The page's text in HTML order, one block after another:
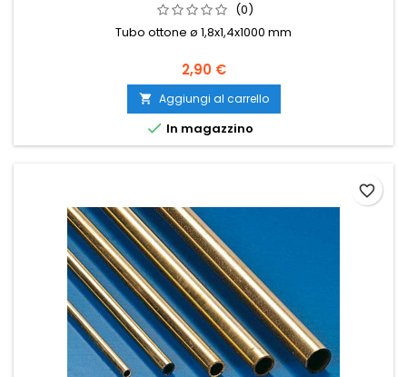
(0)
Tubo ottone ø 1,8x1,4x1000 mm
2,90 €
 Aggiungi al carrello
 In magazzino
favorite_border